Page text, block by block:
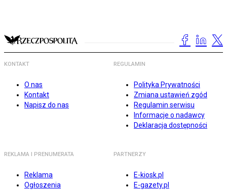
KONTAKT
O nas
Kontakt
Napisz do nas
REGULAMIN
Polityka Prywatności
Zmiana ustawień zgód
Regulamin serwisu
Informacje o nadawcy
Deklaracja dostępności
REKLAMA I PRENUMERATA
Reklama
Ogłoszenia
PARTNERZY
E-kiosk.pl
E-gazety.pl